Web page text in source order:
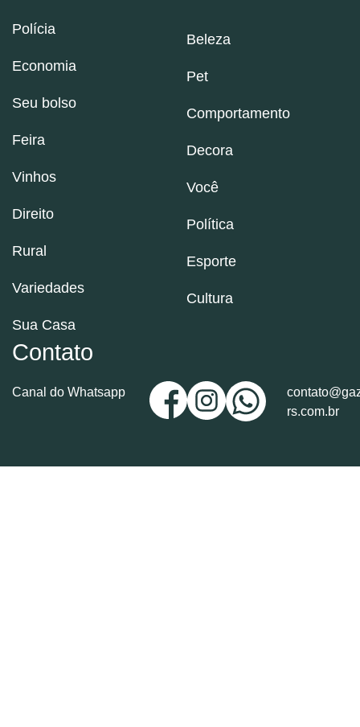
Polícia
Economia
Seu bolso
Feira
Vinhos
Direito
Rural
Variedades
Sua Casa
Beleza
Pet
Comportamento
Decora
Você
Política
Esporte
Cultura
Contato
Canal do Whatsapp
rs.com.br